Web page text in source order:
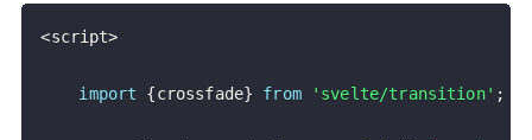
<script>
import {crossfade} from 'svelte/transition' ;